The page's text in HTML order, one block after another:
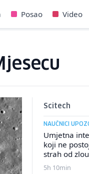
Posao Video
Scitech
NAUČNICI
Umjetna
koji ne
strah od
5h 10min